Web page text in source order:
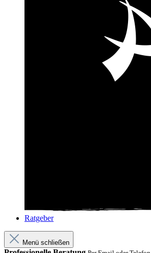
Ratgeber
Menü schließen